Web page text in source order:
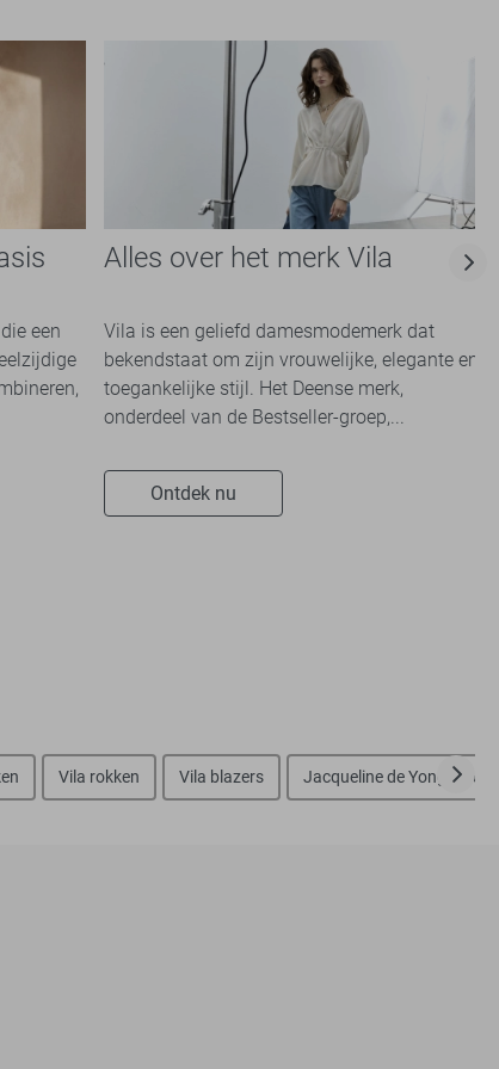
een
Alles over het merk Vila
Vila is een geliefd damesmodemerk dat
bekendstaat om zijn vrouwelijke, elegante en
toegankelijke stijl. Het Deense merk,
onderdeel van de Bestseller-groep,...
Ontdek nu
Vila rokken Vila blazers Jacqueline de Yong